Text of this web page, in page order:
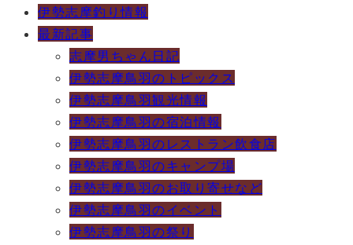
伊勢志摩釣り情報
最新記事
志摩男ちゃん日記
伊勢志摩鳥羽のトピックス
伊勢志摩鳥羽観光情報
伊勢志摩鳥羽の宿泊情報
伊勢志摩鳥羽のレストラン飲食店
伊勢志摩鳥羽のキャンプ場
伊勢志摩鳥羽のお取り寄せなど
伊勢志摩鳥羽のイベント
伊勢志摩鳥羽の祭り